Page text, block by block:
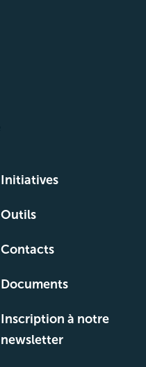
Initiatives
Outils
Contacts
Documents
Inscription à notre
newsletter